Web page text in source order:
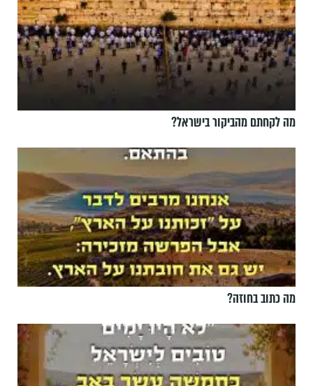
מה לקחתם מהביקור בישראל?
מה כתוב בחוזה?